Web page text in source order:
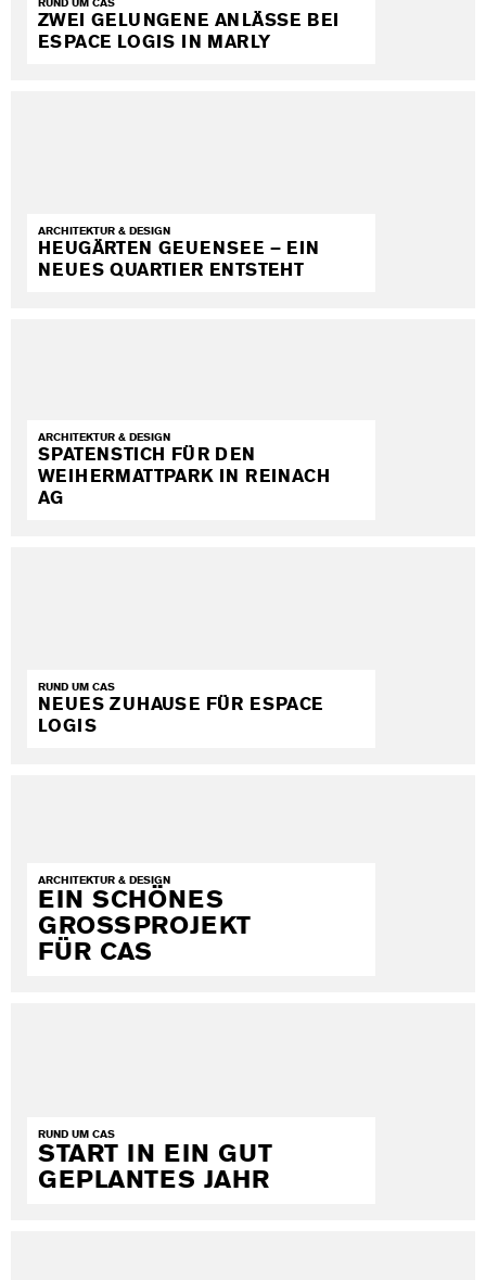
RUND UM CAS
ZWEI GELUNGENE ANLÄSSE BEI
ESPACE LOGIS IN MARLY
ARCHITEKTUR & DESIGN
HEUGÄRTEN GEUENSEE – EIN
NEUES QUARTIER ENTSTEHT
ARCHITEKTUR & DESIGN
SPATENSTICH FÜR DEN
WEIHERMATTPARK IN REINACH
AG
RUND UM CAS
NEUES ZUHAUSE FÜR ESPACE
LOGIS
ARCHITEKTUR & DESIGN
EIN SCHÖNES
GROSSPROJEKT
FÜR CAS
RUND UM CAS
START IN EIN GUT
GEPLANTES JAHR